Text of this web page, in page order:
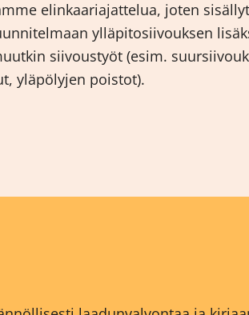
elinkaariajattelua, joten
ylläpitosiivouksen
siivoustyöt (esim.
yläpölyjen poistot).